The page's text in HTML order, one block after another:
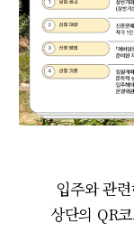
입주와 관
상단의 QR